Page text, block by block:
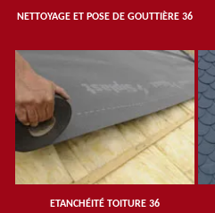
NETTOYAGE ET POSE DE GOUTTIÈRE 36
ETANCHÉITÉ TOITURE 36